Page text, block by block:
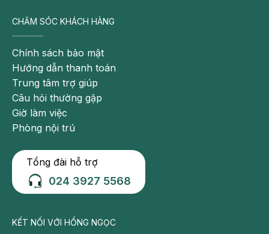
CHĂM SÓC KHÁCH HÀNG
Chính sách bảo mật
Hướng dẫn thanh toán
Trung tâm trợ giúp
Câu hỏi thường gặp
Giờ làm việc
Phòng nội trú
Tổng đài hỗ trợ
024 3927 5568
KẾT NỐI VỚI HỒNG NGỌC